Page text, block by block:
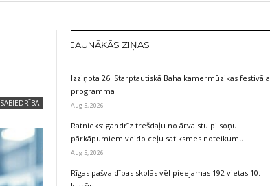
SABIEDRĪBA
JAUNĀKĀS ZIŅAS
Izziņota 26. Starptautiskā Baha kamermūzikas festivāla
programma
Aug 5, 2026
Ratnieks: gandrīz trešdaļu no ārvalstu pilsoņu
pārkāpumiem veido ceļu satiksmes noteikumu…
Aug 5, 2026
Rīgas pašvaldības skolās vēl pieejamas 192 vietas 10.